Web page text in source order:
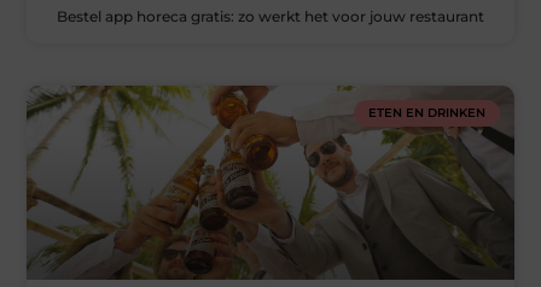
Bestel app horeca gratis: zo werkt het voor jouw restaurant
ETEN EN DRINKEN